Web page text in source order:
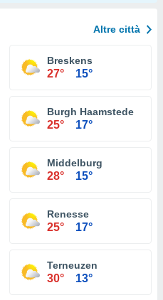
Altre città
Breskens
27° 15°
Burgh Haamstede
25° 17°
Middelburg
28° 15°
Renesse
25° 17°
Terneuzen
30° 13°